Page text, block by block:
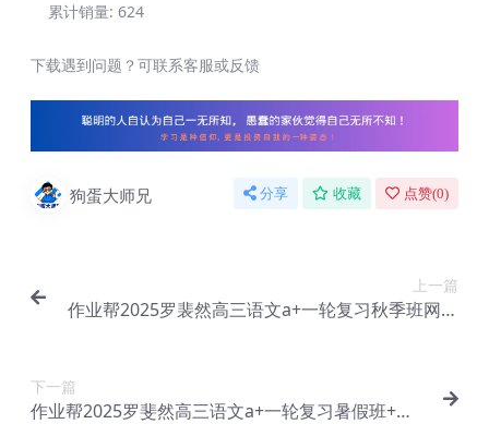
累计销量: 624
下载遇到问题？可联系客服或反馈
狗蛋大师兄 分享 收藏 点赞(0)
上一篇
作业帮2025罗裴然高三语文a+一轮复习秋季班网课
下一篇
作业帮2025罗斐然高三语文a+一轮复习暑假班+秋